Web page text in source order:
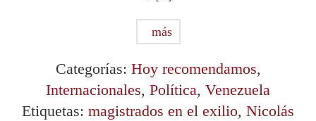
más
Categorías: Hoy recomendamos,
Internacionales, Política, Venezuela
Etiquetas: magistrados en el exilio, Nicolás